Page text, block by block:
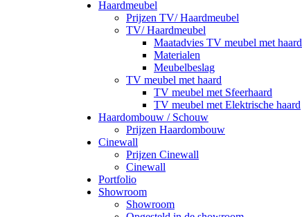
Haardmeubel
Prijzen TV/ Haardmeubel
TV/ Haardmeubel
Maatadvies TV meubel met haard
Materialen
Meubelbeslag
TV meubel met haard
TV meubel met Sfeerhaard
TV meubel met Elektrische haard
Haardombouw / Schouw
Prijzen Haardombouw
Cinewall
Prijzen Cinewall
Cinewall
Portfolio
Showroom
Showroom